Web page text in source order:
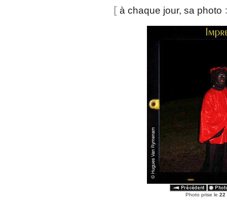
[à chaque jour, sa photo
Photo prise le 22